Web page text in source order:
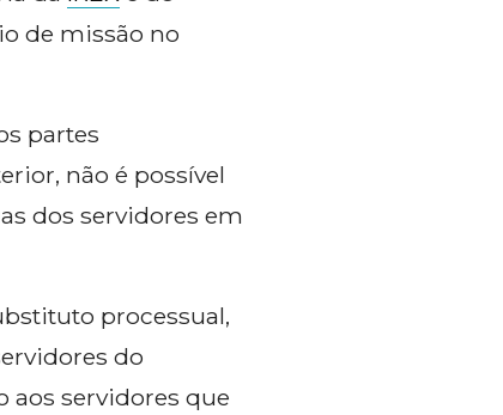
de missão no
partes
não é possível
dos servidores em
processual,
do
aos servidores que